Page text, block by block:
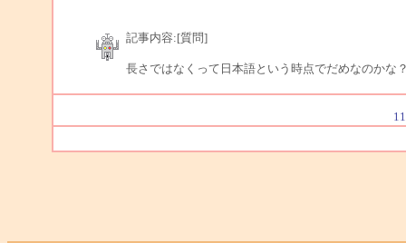
記事内容:[質問]
長さではなくって日本語という時点でだめなのかな